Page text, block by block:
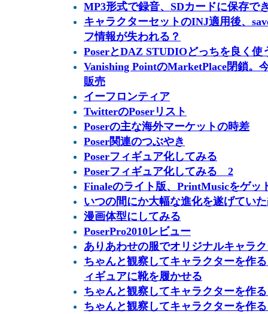
MP3形式で録音、SDカードに保存で
キャラクターセットのINJ適用後、
フ情報が失われる？
PoserとDAZ STUDIOどっちを良く使
Vanishing PointのMarketPlace閉鎖。
販売
イーフロンティア
TwitterのPoserリスト
Poserの主な海外マーケットの時差
Poser関連のつぶやき
Poserフィギュア化してみる
Poserフィギュア化してみる 2
Finaleのライト版、PrintMusicをゲッ
いつの間にか大幅な進化を遂げてい
漫画体型にしてみる
PoserPro2010レビュー
ありあわせの服でオリジナルキャラ
ちゃんと観察してキャラクターを作
ィギュアに靴を履かせる
ちゃんと観察してキャラクターを作
ちゃんと観察してキャラクターを作